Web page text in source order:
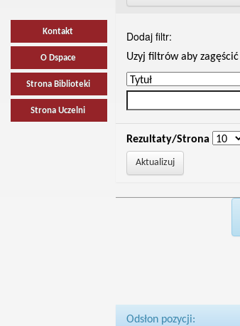
Kontakt
O Dspace
Strona Biblioteki
Strona Uczelni
Dodaj filtr:
Uzyj filtrów aby
Rezultaty/Strona
Odsłon pozycji: